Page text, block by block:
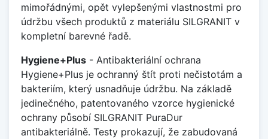
mimořádnými, opět vylepšenými vlastnostmi pro
údržbu všech produktů z materiálu SILGRANIT v
kompletní barevné řadě.
Hygiene+Plus - Antibakteriální ochrana
Hygiene+Plus je ochranný štít proti nečistotám a
bakteriím, který usnadňuje údržbu. Na základě
jedinečného, patentovaného vzorce hygienické
ochrany působí SILGRANIT PuraDur
antibakteriálně. Testy prokazují, že zabudovaná